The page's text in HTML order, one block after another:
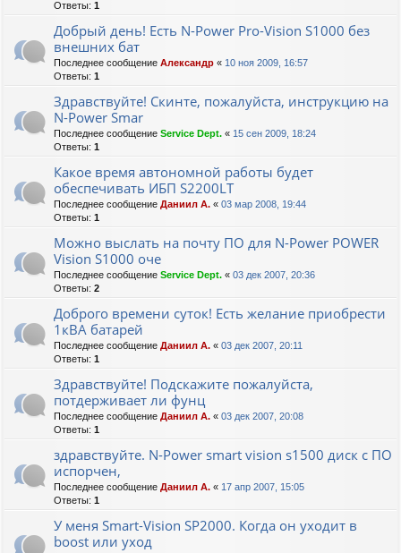
Ответы: 1
Добрый день! Есть N-Power Pro-Vision S1000 без
внешних бат
Последнее сообщение Александр « 10 ноя 2009, 16:57
Ответы: 1
Здравствуйте! Скинте, пожалуйста, инструкцию на
N-Power Smar
Последнее сообщение Service Dept. « 15 сен 2009, 18:24
Ответы: 1
Какое время автономной работы будет
обеспечивать ИБП S2200LT
Последнее сообщение Даниил А. « 03 мар 2008, 19:44
Ответы: 1
Можно выслать на почту ПО для N-Power POWER
Vision S1000 оче
Последнее сообщение Service Dept. « 03 дек 2007, 20:36
Ответы: 2
Доброго времени суток! Есть желание приобрести
1кВА батарей
Последнее сообщение Даниил А. « 03 дек 2007, 20:11
Ответы: 1
Здравствуйте! Подскажите пожалуйста,
потдерживает ли фунц
Последнее сообщение Даниил А. « 03 дек 2007, 20:08
Ответы: 1
здравствуйте. N-Power smart vision s1500 диск с ПО
испорчен,
Последнее сообщение Даниил А. « 17 апр 2007, 15:05
Ответы: 1
У меня Smart-Vision SP2000. Когда он уходит в
boost или уход